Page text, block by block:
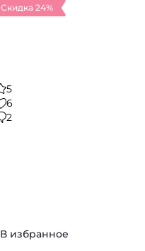
Скидка 24%
5
6
2
В избранное